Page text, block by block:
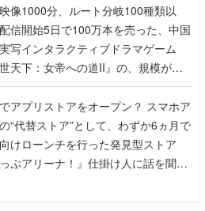
ジェンド2人に訊く開発秘話
像1000分、ルート分岐100種類以
信開始5日で100万本を売った、中国
写インタラクティブドラマゲーム
世天下：女帝への道II』の、規模が違
わりをプロデューサーに聞いた
プリストアをオープン？ スマホア
“代替ストア”として、わずか6ヵ月で
けローンチを行った発見型ストア
っぷアリーナ！』仕掛け人に話を聞い